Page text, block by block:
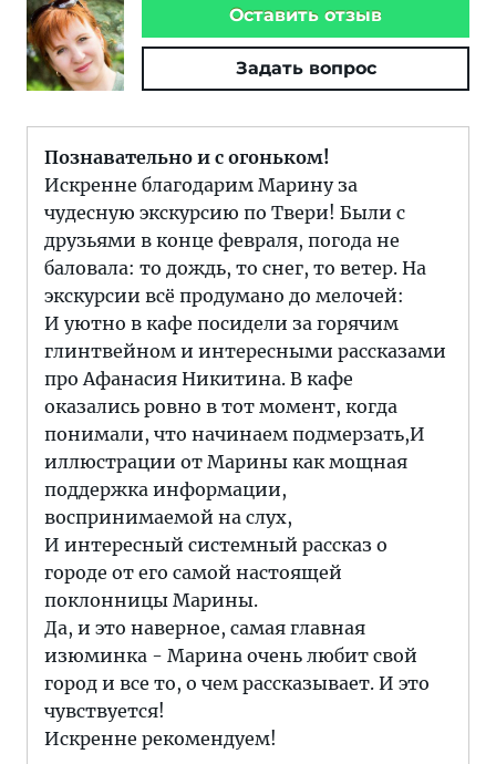
Оставить отзыв
Задать вопрос
Познавательно и с огоньком!
Искренне благодарим Марину за
чудесную экскурсию по Твери! Были с
друзьями в конце февраля, погода не
баловала: то дождь, то снег, то ветер. На
экскурсии всё продумано до мелочей:
И уютно в кафе посидели за горячим
глинтвейном и интересными рассказами
про Афанасия Никитина. В кафе
оказались ровно в тот момент, когда
понимали, что начинаем подмерзать,И
иллюстрации от Марины как мощная
поддержка информации,
воспринимаемой на слух,
И интересный системный рассказ о
городе от его самой настоящей
поклонницы Марины.
Да, и это наверное, самая главная
изюминка - Марина очень любит свой
город и все то, о чем рассказывает. И это
чувствуется!
Искренне рекомендуем!